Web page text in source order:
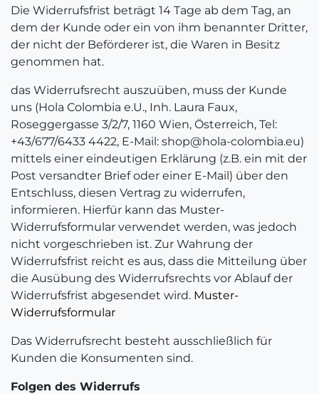
Die Widerrufsfrist beträgt 14 Tage ab dem Tag, an
dem der Kunde oder ein von ihm benannter Dritter,
der nicht der Beförderer ist, die Waren in Besitz
genommen hat.
das Widerrufsrecht auszuüben, muss der Kunde
uns (Hola Colombia e.U., Inh. Laura Faux,
Roseggergasse 3/2/7, 1160 Wien, Österreich, Tel:
+43/677/6433 4422, E-Mail: shop@hola-colombia.eu)
mittels einer eindeutigen Erklärung (z.B. ein mit der
Post versandter Brief oder einer E-Mail) über den
Entschluss, diesen Vertrag zu widerrufen,
informieren. Hierfür kann das Muster-
Widerrufsformular verwendet werden, was jedoch
nicht vorgeschrieben ist. Zur Wahrung der
Widerrufsfrist reicht es aus, dass die Mitteilung über
die Ausübung des Widerrufsrechts vor Ablauf der
Widerrufsfrist abgesendet wird. Muster-
Widerrufsformular
Das Widerrufsrecht besteht ausschließlich für
Kunden die Konsumenten sind.
Folgen des Widerrufs